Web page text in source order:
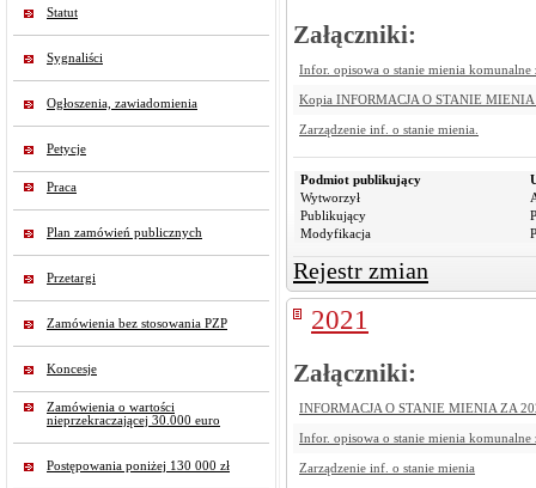
Statut
Sygnaliści
Ogłoszenia, zawiadomienia
Petycje
Praca
Plan zamówień publicznych
Przetargi
Zamówienia bez stosowania PZP
Koncesje
Zamówienia o wartości
nieprzekraczającej 30.000 euro
Postępowania poniżej 130 000 zł
Załączniki:
Infor. opisowa o stanie mienia komunalne
Kopia INFORMACJA O STANIE MIENIA
Zarządzenie inf. o stanie mienia.
Podmiot publikujący
Wytworzył
Publikujący
Modyfikacja
Rejestr zmian
2021
Załączniki:
INFORMACJA O STANIE MIENIA ZA
Infor. opisowa o stanie mienia komunalne
Zarządzenie inf. o stanie mienia